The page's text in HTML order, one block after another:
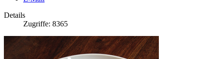
Details
Zugriffe: 8365